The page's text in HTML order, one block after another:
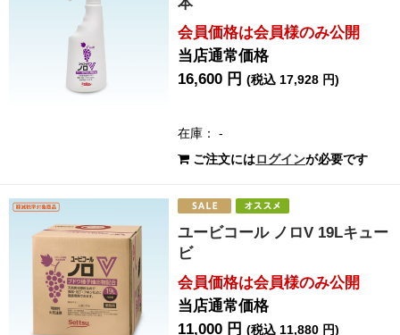
会員価格は会員様のみ公開
当店通常価格
16,600 円(税込 17,928 円)
在庫： -
ご注文にはログインが必要です
ユービコール ノロV 19Lキュー
ビ
会員価格は会員様のみ公開
当店通常価格
11,000 円(税込 11,880 円)